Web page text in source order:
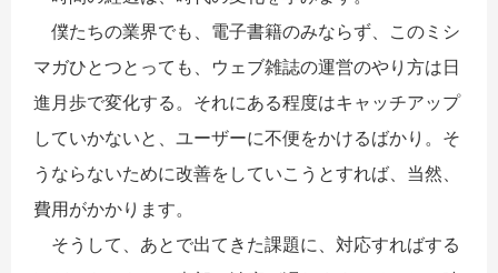
僕たちの業界でも、電子書籍のみならず、このミシ
マガひとつとっても、ウェブ雑誌の運営のやり方は日
進月歩で変化する。それにある程度はキャッチアップ
していかないと、ユーザーに不便をかけるばかり。そ
うならないために改善をしていこうとすれば、当然、
費用がかかります。
そうして、あとで出てきた課題に、対応すればする